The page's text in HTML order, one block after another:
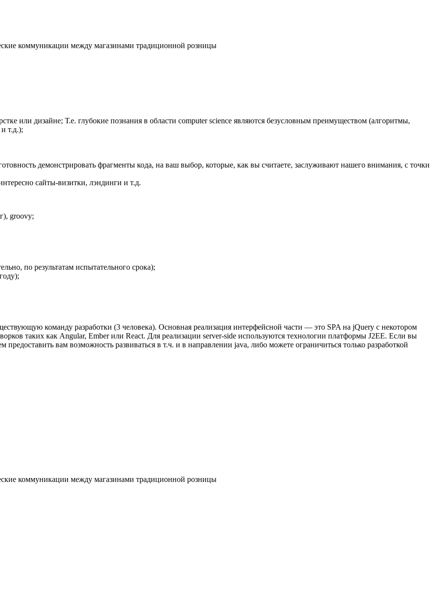
коммуникации между магазинами традиционной розницы
или дизайне; Т.е. глубокие познания в области computer science являются безусловным преимуществом (алгоритмы,
т.д.);
демонстрировать фрагменты кода, на ваш выбор, которые, как вы считаете, заслуживают нашего внимания, с точки
сайты-визитки, лэндинги и т.д.
groovy;
по результатам испытательного срока);
команду разработки (3 человека). Основная реализация интерфейсной части — это SPA на jQuery с некотором
таких как Angular, Ember или React. Для реализации server-side используются технологии платформы J2EE. Если вы
вам возможность развиваться в т.ч. и в направлении java, либо можете ограничиться только разработкой
коммуникации между магазинами традиционной розницы